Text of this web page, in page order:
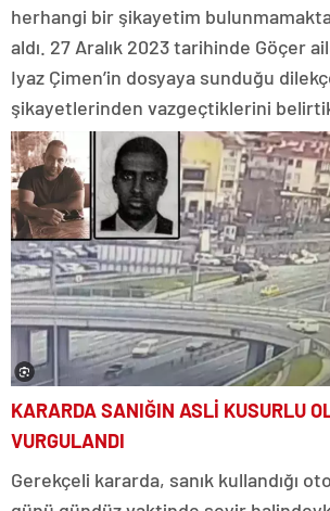
herhangi bir şikayetim
aldı. 27 Aralık 2023 tarihinde Göçer
Iyaz Çimen’in dosyaya sunduğu
şikayetlerinden vazgeçtiklerini
KARARDA SANIĞIN ASLİ KUSURLU
VURGULANDI
Gerekçeli kararda, sanık kullandığı